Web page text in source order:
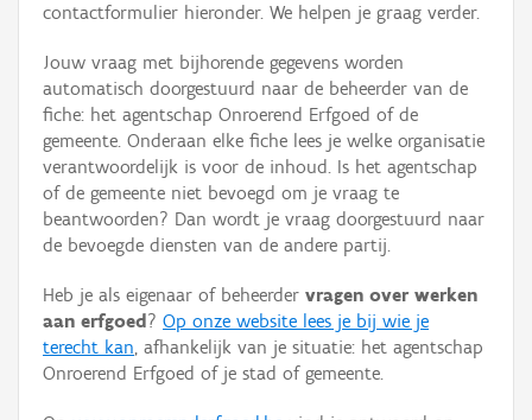
Aanduidingsobject
Waarneming
Thema
Gebeurtenis
Persoon of collectief
Hergebruik
Aanmelden
contactformulier hieronder. We helpen je graag verder.
Jouw vraag met bijhorende gegevens worden
automatisch doorgestuurd naar de beheerder van de
fiche: het agentschap Onroerend Erfgoed of de
gemeente. Onderaan elke fiche lees je welke organisatie
verantwoordelijk is voor de inhoud. Is het agentschap
of de gemeente niet bevoegd om je vraag te
beantwoorden? Dan wordt je vraag doorgestuurd naar
de bevoegde diensten van de andere partij.
Heb je als eigenaar of beheerder vragen over werken
aan erfgoed ? Op onze website lees je bij wie je
terecht kan, afhankelijk van je situatie: het agentschap
Onroerend Erfgoed of je stad of gemeente.